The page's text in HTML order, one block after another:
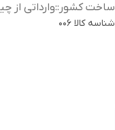
ساخت کشور::وارداتی از
شناسه کالا 006